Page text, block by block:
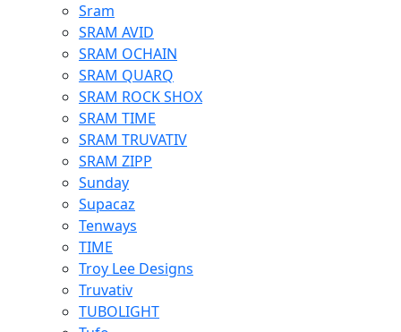
Sram
SRAM AVID
SRAM OCHAIN
SRAM QUARQ
SRAM ROCK SHOX
SRAM TIME
SRAM TRUVATIV
SRAM ZIPP
Sunday
Supacaz
Tenways
TIME
Troy Lee Designs
Truvativ
TUBOLIGHT